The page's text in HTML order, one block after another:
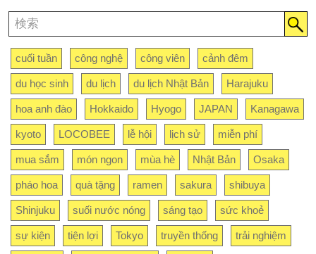
cuối tuần công nghệ công viên cảnh đêm
du học sinh du lịch du lịch Nhật Bản Harajuku
hoa anh đào Hokkaido Hyogo JAPAN Kanagawa
kyoto LOCOBEE lễ hội lịch sử miễn phí
mua sắm món ngon mùa hè Nhật Bản Osaka
pháo hoa quà tặng ramen sakura shibuya
Shinjuku suối nước nóng sáng tạo sức khoẻ
sự kiện tiện lợi Tokyo truyền thống trải nghiệm